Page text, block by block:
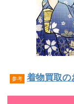
参考 着物買取の